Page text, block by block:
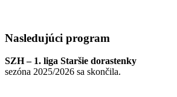
Nasledujúci program
SZH – 1. liga Staršie dorastenky
sezóna 2025/2026 sa skončila.